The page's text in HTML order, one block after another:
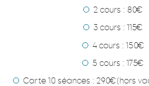
2 cours : 80€
3 cours : 115€
4 cours : 150€
5 cours : 175€
Carte 10 séances : 290€ (hors